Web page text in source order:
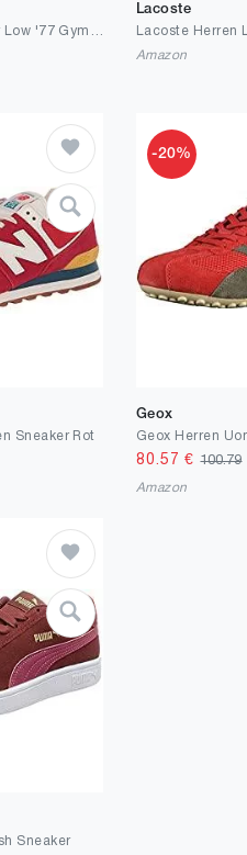
Lacoste
Amazon
Sneaker Rot
-20%
Geox
80.57 €100.79
Amazon
Sneaker